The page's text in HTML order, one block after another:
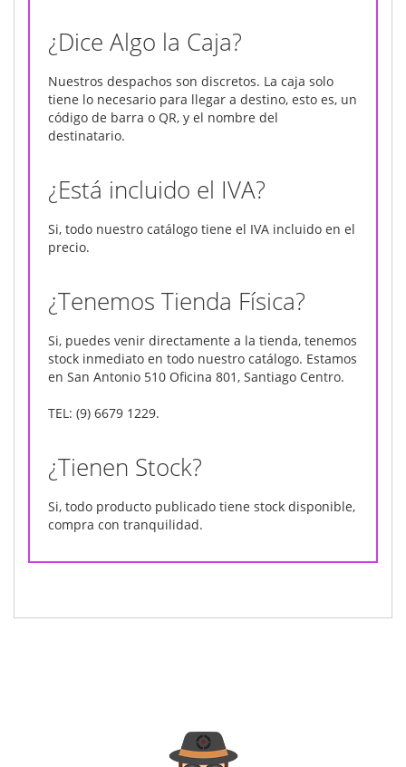
¿Dice Algo la Caja?
Nuestros despachos son discretos. La caja solo
tiene lo necesario para llegar a destino, esto es, un
código de barra o QR, y el nombre del
destinatario.
¿Está incluido el IVA?
Si, todo nuestro catálogo tiene el IVA incluido en el
precio.
¿Tenemos Tienda Física?
Si, puedes venir directamente a la tienda, tenemos
stock inmediato en todo nuestro catálogo. Estamos
en San Antonio 510 Oficina 801, Santiago Centro.
TEL: (9) 6679 1229.
¿Tienen Stock?
Si, todo producto publicado tiene stock disponible,
compra con tranquilidad.